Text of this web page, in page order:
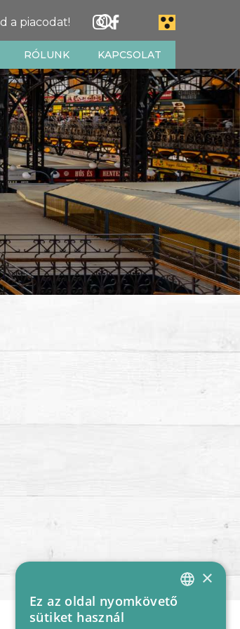
a piacodat!
RÓLUNK KAPCSOLAT
HUNGARIAN
×
Ez az oldal nyomkövető
sütiket használ